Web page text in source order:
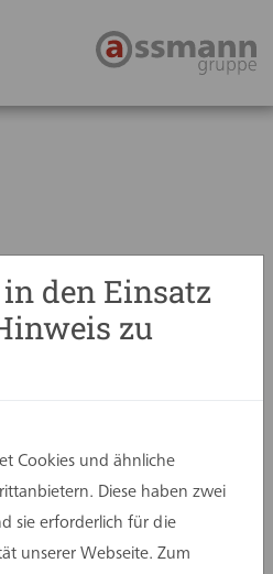
im Spotlight
den Einsatz
zu
Cookies und ähnliche
Diese haben zwei
sie erforderlich für die
unserer Webseite. Zum